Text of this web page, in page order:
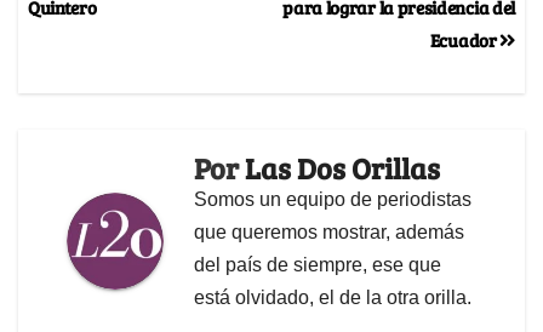
para lograr la presidencia del
Ecuador
Quintero
PorLas Dos Orillas
Somos un equipo de periodistas
que queremos mostrar, además
del país de siempre, ese que
está olvidado, el de la otra orilla.